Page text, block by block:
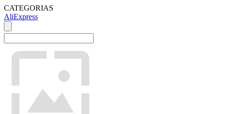
CATEGORIAS
AliExpress